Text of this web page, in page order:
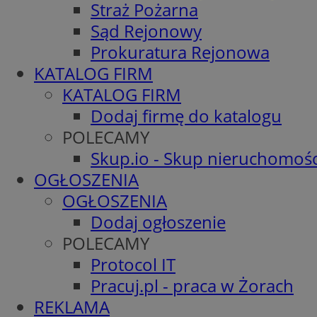
Straż Pożarna
Sąd Rejonowy
Prokuratura Rejonowa
KATALOG FIRM
KATALOG FIRM
Dodaj firmę do katalogu
POLECAMY
Skup.io - Skup
OGŁOSZENIA
OGŁOSZENIA
Dodaj ogłoszenie
POLECAMY
Protocol IT
Pracuj.pl - praca w Żorach
REKLAMA